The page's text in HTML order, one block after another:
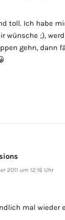
toll. Ich habe
wünsche ;),
gehn, dann
2011 um 12:16 Uhr
mal wieder